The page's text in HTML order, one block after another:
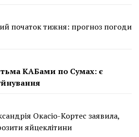
початок тижня: прогноз погоди
КАБами по Сумах: є
Окасіо-Кортес заявила,
яйцеклітини